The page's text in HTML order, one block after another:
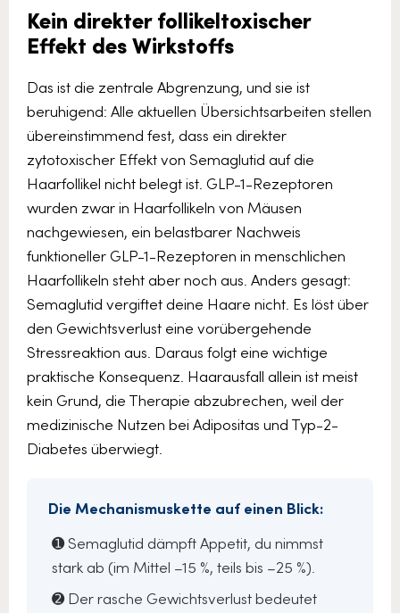
Kein direkter follikeltoxischer
Effekt des Wirkstoffs
Das ist die zentrale Abgrenzung, und sie ist
beruhigend: Alle aktuellen Übersichtsarbeiten stellen
übereinstimmend fest, dass ein direkter
zytotoxischer Effekt von Semaglutid auf die
Haarfollikel nicht belegt ist. GLP-1-Rezeptoren
wurden zwar in Haarfollikeln von Mäusen
nachgewiesen, ein belastbarer Nachweis
funktioneller GLP-1-Rezeptoren in menschlichen
Haarfollikeln steht aber noch aus. Anders gesagt:
Semaglutid vergiftet deine Haare nicht. Es löst über
den Gewichtsverlust eine vorübergehende
Stressreaktion aus. Daraus folgt eine wichtige
praktische Konsequenz. Haarausfall allein ist meist
kein Grund, die Therapie abzubrechen, weil der
medizinische Nutzen bei Adipositas und Typ-2-
Diabetes überwiegt.
Die Mechanismuskette auf einen Blick:
➊ Semaglutid dämpft Appetit, du nimmst
stark ab (im Mittel –15 %, teils bis –25 %).
➋ Der rasche Gewichtsverlust bedeutet